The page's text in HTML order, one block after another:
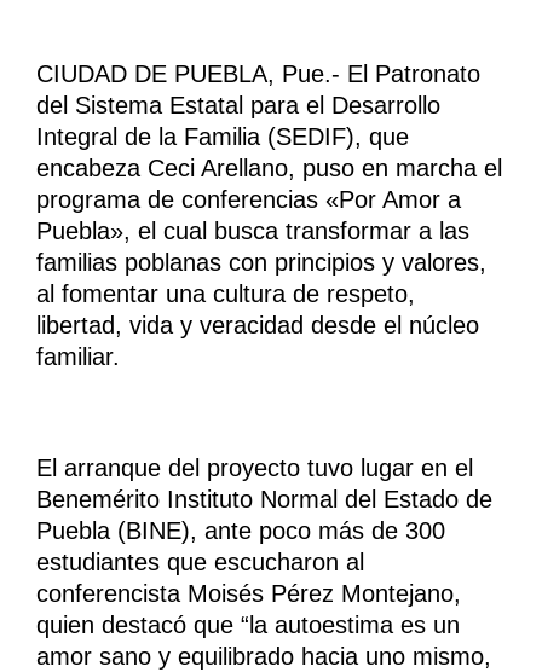
CIUDAD DE PUEBLA, Pue.- El Patronato
del Sistema Estatal para el Desarrollo
Integral de la Familia (SEDIF), que
encabeza Ceci Arellano, puso en marcha el
programa de conferencias «Por Amor a
Puebla», el cual busca transformar a las
familias poblanas con principios y valores,
al fomentar una cultura de respeto,
libertad, vida y veracidad desde el núcleo
familiar.
El arranque del proyecto tuvo lugar en el
Benemérito Instituto Normal del Estado de
Puebla (BINE), ante poco más de 300
estudiantes que escucharon al
conferencista Moisés Pérez Montejano,
quien destacó que “la autoestima es un
amor sano y equilibrado hacia uno mismo,